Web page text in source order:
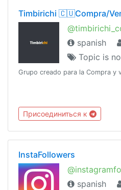
Timbirichi 🇨🇺Compra/
spanish
Topic is
Grupo creado para la Compra y
Присоединиться к
InstaFollowers
spanish